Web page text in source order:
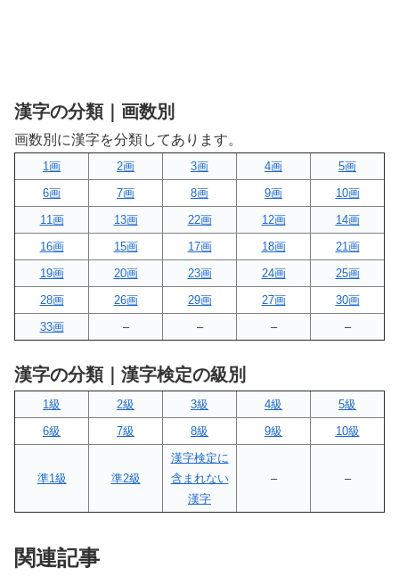
漢字の分類｜画数別
画数別に漢字を分類してあります。
1画 2画 3画 4画
5画
6画
7画 8画 9画
10画
11画
13画 22画 12画
14画
16画
15画 17画 18画
21画
19画
20画 23画 24画
25画
28画
26画 29画 27画
30画
33画
– – – –
漢字の分類｜漢字検定の級別
1級 2級 3級 4級
5級
6級
7級 8級 9級 10級
準1級 準2級
漢字検定に
含まれない
漢字
– –
関連記事